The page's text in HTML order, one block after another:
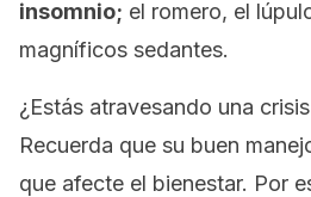
insomnio; el romero, el
magníficos sedantes.
¿Estás atravesando una
Recuerda que su buen
que afecte el bienestar. Por